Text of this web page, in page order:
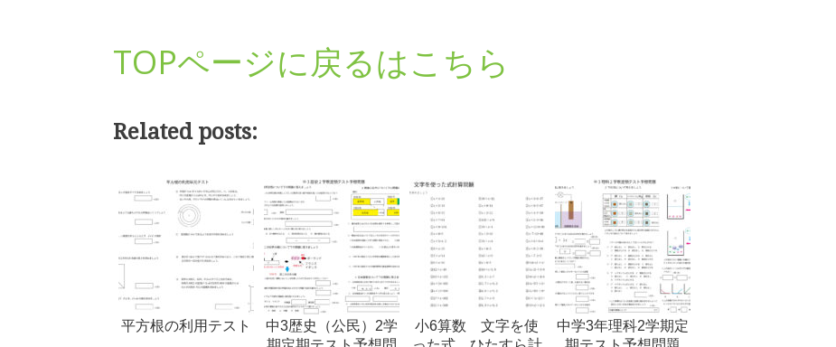
TOPページに戻るはこちら
Related posts:
平方根の利用テスト
中3歴史（公民）2学
小6算数 文字を使
中学3年理科2学期定